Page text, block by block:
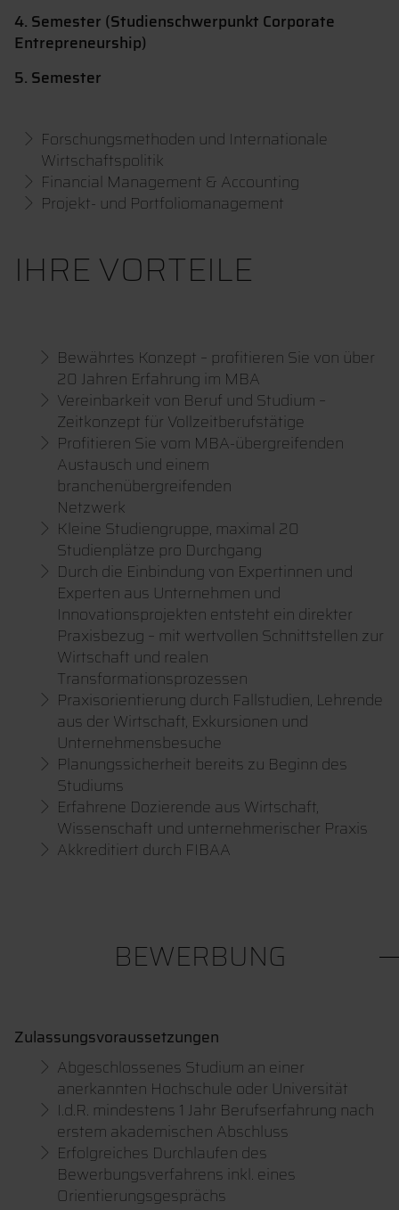
4. Semester (Studienschwerpunkt Corporate
Entrepreneurship)
5. Semester
Forschungsmethoden und Internationale
Wirtschaftspolitik
Financial Management & Accounting
Projekt- und Portfoliomanagement
IHRE VORTEILE
Bewährtes Konzept – profitieren Sie von über
20 Jahren Erfahrung im MBA
Vereinbarkeit von Beruf und Studium –
Zeitkonzept für Vollzeitberufstätige
Profitieren Sie vom MBA-übergreifenden
Austausch und einem
branchenübergreifenden
Netzwerk
Kleine Studiengruppe, maximal 20
Studienplätze pro Durchgang
Durch die Einbindung von Expertinnen und
Experten aus Unternehmen und
Innovationsprojekten entsteht ein direkter
Praxisbezug – mit wertvollen Schnittstellen zur
Wirtschaft und realen
Transformationsprozessen
Praxisorientierung durch Fallstudien, Lehrende
aus der Wirtschaft, Exkursionen und
Unternehmensbesuche
Planungssicherheit bereits zu Beginn des
Studiums
Erfahrene Dozierende aus Wirtschaft,
Wissenschaft und unternehmerischer Praxis
Akkreditiert durch FIBAA
BEWERBUNG
Zulassungsvoraussetzungen
Abgeschlossenes Studium an einer
anerkannten Hochschule oder Universität
I.d.R. mindestens 1 Jahr Berufserfahrung nach
erstem akademischen Abschluss
Erfolgreiches Durchlaufen des
Bewerbungsverfahrens inkl. eines
Orientierungsgesprächs